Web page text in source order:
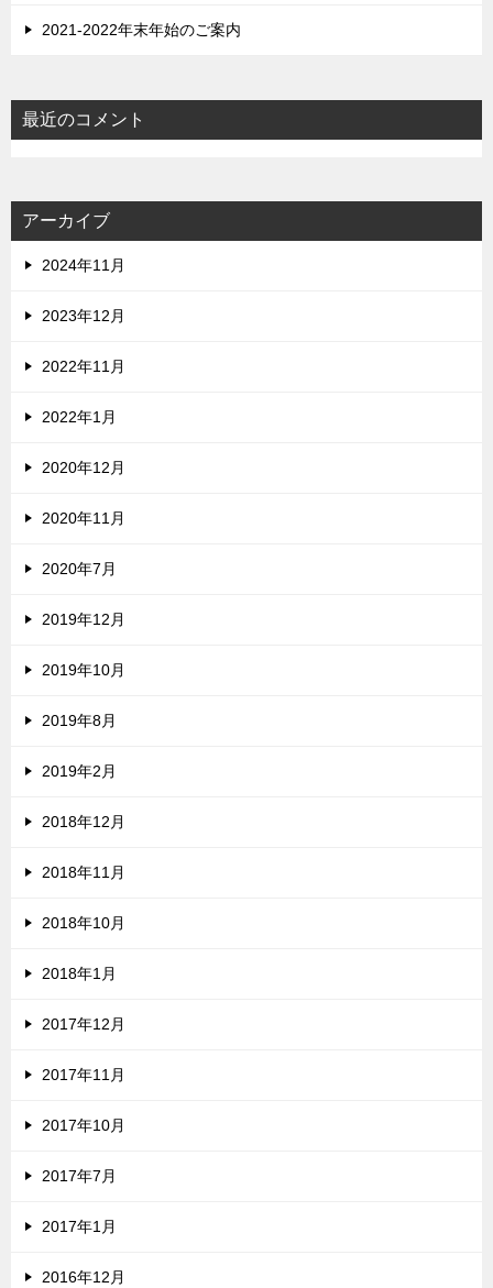
2021-2022年末年始のご案内
最近のコメント
アーカイブ
2024年11月
2023年12月
2022年11月
2022年1月
2020年12月
2020年11月
2020年7月
2019年12月
2019年10月
2019年8月
2019年2月
2018年12月
2018年11月
2018年10月
2018年1月
2017年12月
2017年11月
2017年10月
2017年7月
2017年1月
2016年12月